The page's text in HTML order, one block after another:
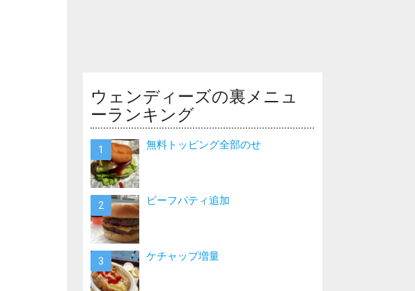
ウェンディーズの裏メニュ
ーランキング
無料トッピング全部のせ
ビーフパティ追加
ケチャップ増量